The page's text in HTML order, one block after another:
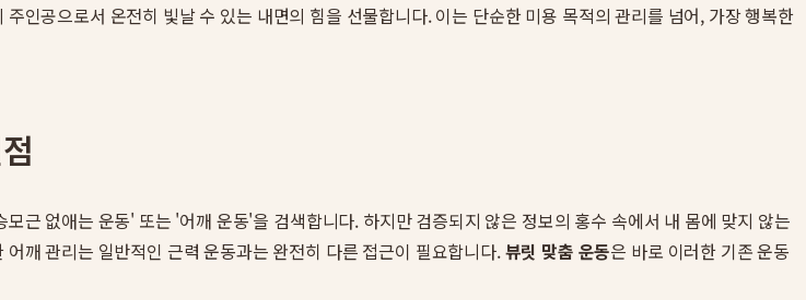
인공으로서 온전히 빛날 수 있는 내면의 힘을 선물합니다. 이는 단순한 미용 목적의 관리를 넘어, 가장 행복한
근 없애는 운동' 또는 '어깨 운동'을 검색합니다. 하지만 검증되지 않은 정보의 홍수 속에서 내 몸에 맞지 않는
깨 관리는 일반적인 근력 운동과는 완전히 다른 접근이 필요합니다.뷰릿 맞춤 운동은 바로 이러한 기존 운동